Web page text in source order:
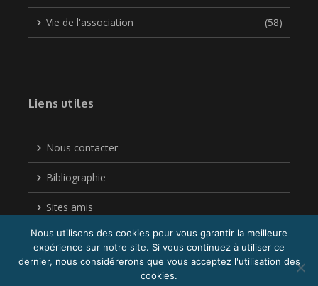
Vie de l'association (58)
Liens utiles
Nous contacter
Bibliographie
Sites amis
Politique de confidentialité
Nous utilisons des cookies pour vous garantir la meilleure
expérience sur notre site. Si vous continuez à utiliser ce
dernier, nous considérerons que vous acceptez l'utilisation des
cookies.